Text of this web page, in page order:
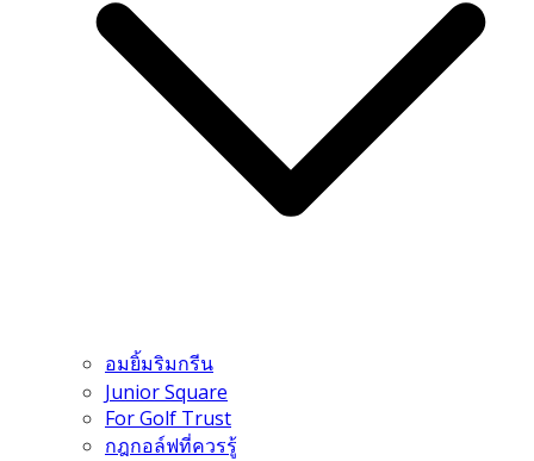
อมยิ้มริมกรีน
Junior Square
For Golf Trust
กฎกอล์ฟที่ควรรู้